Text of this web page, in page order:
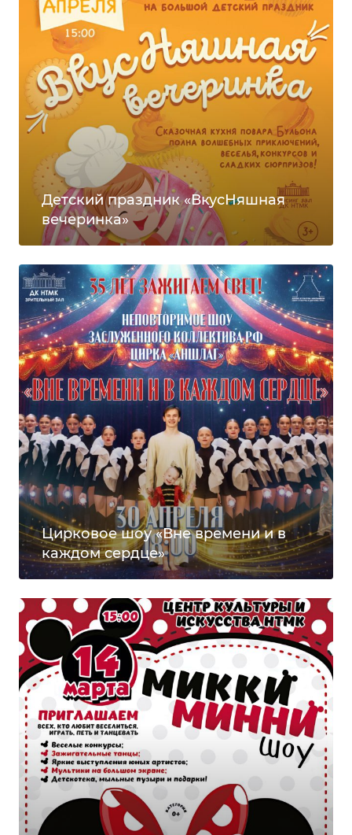
Детский праздник «ВкусНяшная
вечеринка»
Цирковое шоу «Вне времени и в
каждом сердце»